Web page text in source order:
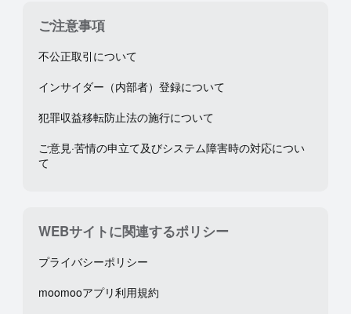
ご注意事項
不公正取引について
インサイダー（内部者）登録について
犯罪収益移転防止法の施行について
ご意見·苦情の申立て及びシステム障害時の対応につい
て
WEBサイトに関連するポリシー
プライバシーポリシー
moomooアプリ利用規約